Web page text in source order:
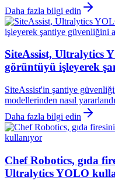
Daha fazla bilgi edin
SiteAssist, Ultralytics
görüntüyü işleyerek
SiteAssist'in şantiye
modellerinden nasıl
Daha fazla bilgi edin
Chef Robotics, gıda
Ultralytics YOLO